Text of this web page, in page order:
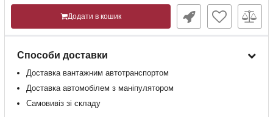
Додати в кошик
Способи доставки
Доставка вантажним автотранспортом
Доставка автомобілем з маніпулятором
Самовивіз зі складу